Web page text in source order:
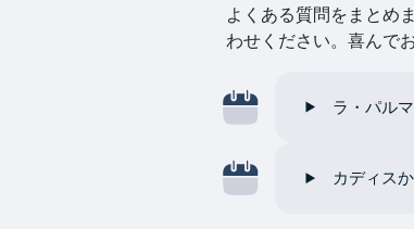
よくある質問をまとめ
わせください。喜んで
ラ・パル
カディス